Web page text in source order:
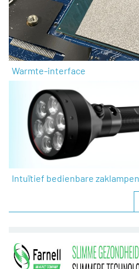
Warmte-interface
Intuïtief bedienbare